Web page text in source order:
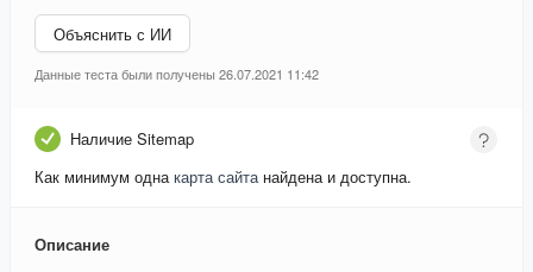
Объяснить с ИИ
Данные теста были получены 26.07.2021 11:42
Наличие Sitemap
Как минимум однакарта сайтанайдена и доступна.
Описание